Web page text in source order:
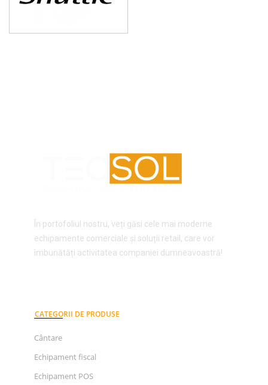
În portofoliul nostru, veți găsi cele mai moderne
echipamente comerciale și soluții retail, care vor
îmbunătăți activitatea companiei dumneavoastră!
CATEGORII DE PRODUSE
Cântare
Echipament fiscal
Echipament POS